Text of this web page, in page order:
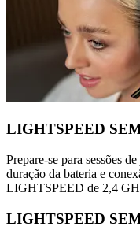
LIGHTSPEED
Prepare-se para sessões
duração da bateria e
LIGHTSPEED de 2,4
LIGHTSPEED